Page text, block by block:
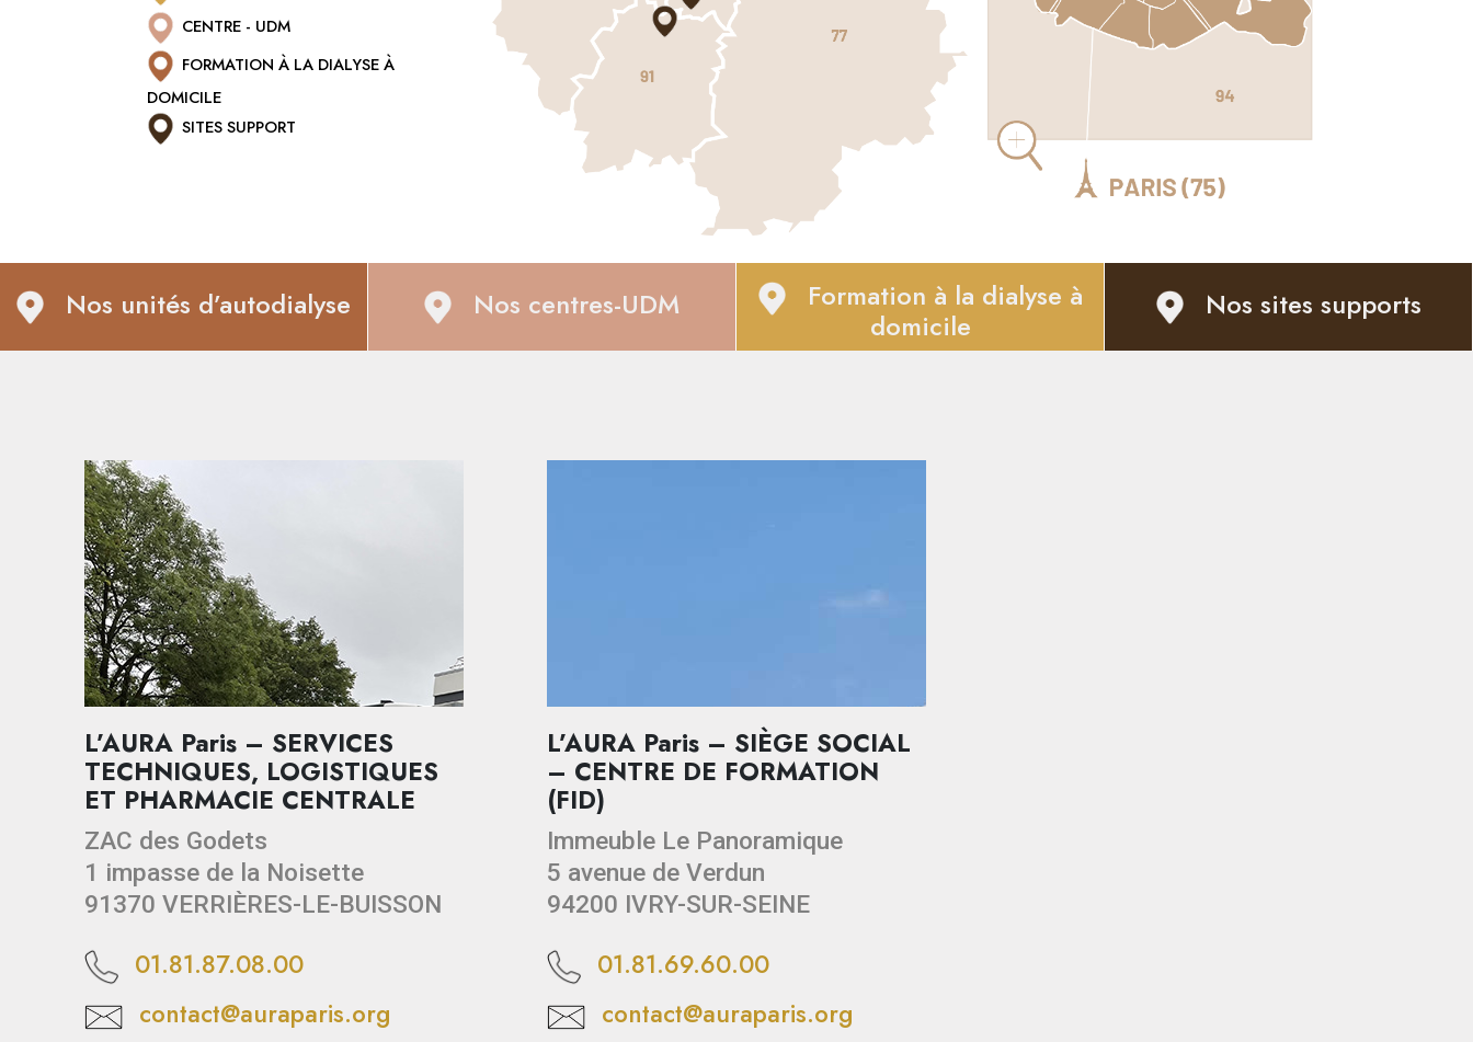
CENTRE - UDM
FORMATION À LA DIALYSE À
DOMICILE
SITES SUPPORT
Nos unités d’autodialyse Nos centres-UDM Formation à la dialyse à
domicile
Nos sites supports
L’AURA Paris – SERVICES
TECHNIQUES, LOGISTIQUES
ET PHARMACIE CENTRALE
ZAC des Godets
1 impasse de la Noisette
91370 VERRIÈRES-LE-BUISSON
01.81.87.08.00
contact@auraparis.org
L’AURA Paris – SIÈGE SOCIAL
– CENTRE DE FORMATION
(FID)
Immeuble Le Panoramique
5 avenue de Verdun
94200 IVRY-SUR-SEINE
01.81.69.60.00
contact@auraparis.org